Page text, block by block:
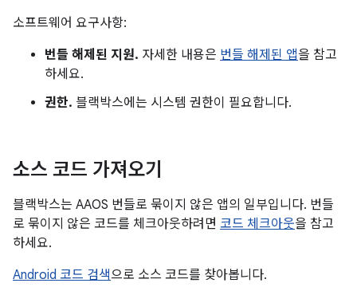
소프트웨어 요구사항:
번들 해제된 지원. 자세한 내용은 번들 해제된 앱을 참고
하세요.
권한. 블랙박스에는 시스템 권한이 필요합니다.
소스 코드 가져오기
블랙박스는 AAOS 번들로 묶이지 않은 앱의 일부입니다. 번들
로 묶이지 않은 코드를 체크아웃하려면 코드 체크아웃을 참고
하세요.
Android 코드 검색으로 소스 코드를 찾아봅니다.